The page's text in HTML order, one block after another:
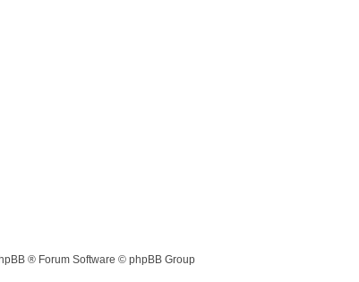
® Forum Software © phpBB Group